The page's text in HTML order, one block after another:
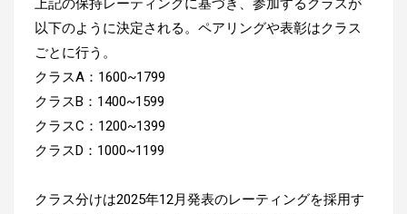
上記の保持レーティングに基づき、参加するクラスが
以下のように決定される。ペアリングや表彰はクラス
ごとに行う。
クラスA：1600~1799
クラスB：1400~1599
クラスC：1200~1399
クラスD：1000~1199
クラス分けは2025年12月発表のレーティングを採用す